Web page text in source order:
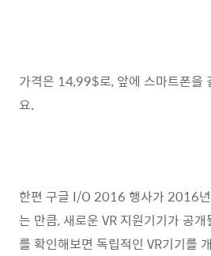
가격은 14,99$로, 앞에 스마트폰을
요.
한편 구글 I/O 2016 행사가 2016
는 만큼, 새로운 VR 지원기기가 공
를 확인해보면 독립적인 VR기기를